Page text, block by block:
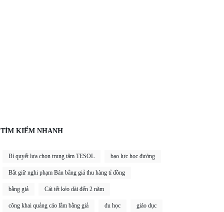
TÌM KIẾM NHANH
Bí quyết lựa chọn trung tâm TESOL bạo lực học đường
Bắt giữ nghi phạm Bán bằng giả thu hàng tỉ đồng
bằng giả Cái tết kéo dài đến 2 năm
công khai quảng cáo lằm bằng giả du học giáo dục